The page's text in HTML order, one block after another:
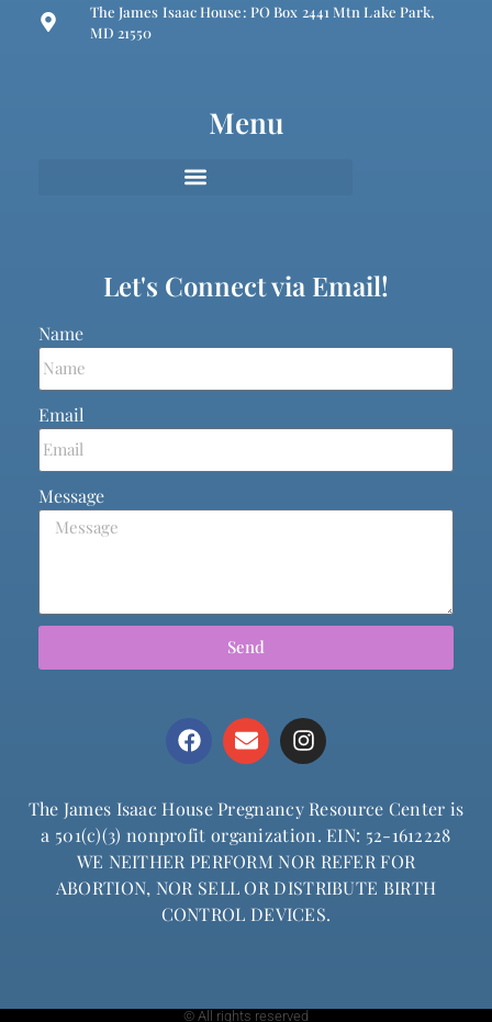
The James Isaac House: PO Box 2441 Mtn Lake Park,
MD 21550
Menu
Let's Connect via Email!
Name
Email
Message
Send
The James Isaac House Pregnancy Resource Center is
a 501(c)(3) nonprofit organization. EIN: 52-1612228
WE NEITHER PERFORM NOR REFER FOR
ABORTION, NOR SELL OR DISTRIBUTE BIRTH
CONTROL DEVICES.
© All rights reserved